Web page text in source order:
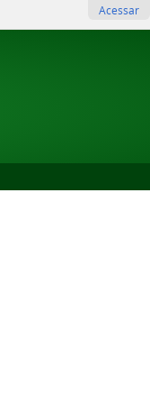
Acessar